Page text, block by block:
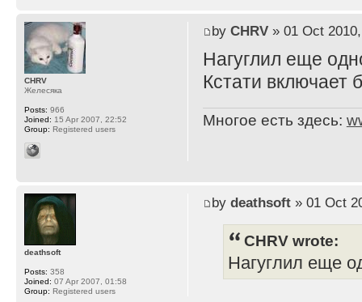
by CHRV» 01 Oct
Нагуглил еще
Кстати включает
Многое есть здесь:
CHRV
Желесяка
Posts: 966
Joined: 15 Apr 2007, 22:52
Group: Registered users
by deathsoft» 01 Oct
CHRV wrote:
Нагуглил еще
deathsoft
Posts: 358
Joined: 07 Apr 2007, 01:58
Group: Registered users